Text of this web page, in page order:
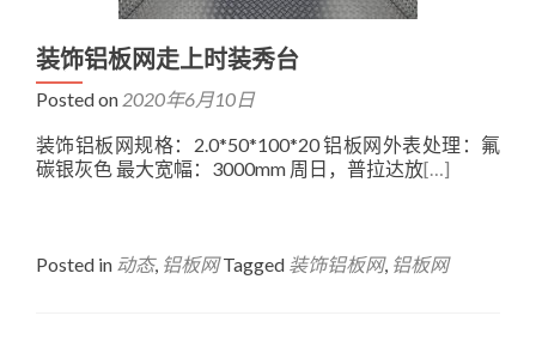
装饰铝板网走上时装秀台
Posted on 2020年6月10日
装饰铝板网规格：2.0*50*100*20 铝板网外表处理：氟
碳银灰色 最大宽幅：3000mm 周日，普拉达放[…]
Posted in 动态, 铝板网 Tagged 装饰铝板网, 铝板网